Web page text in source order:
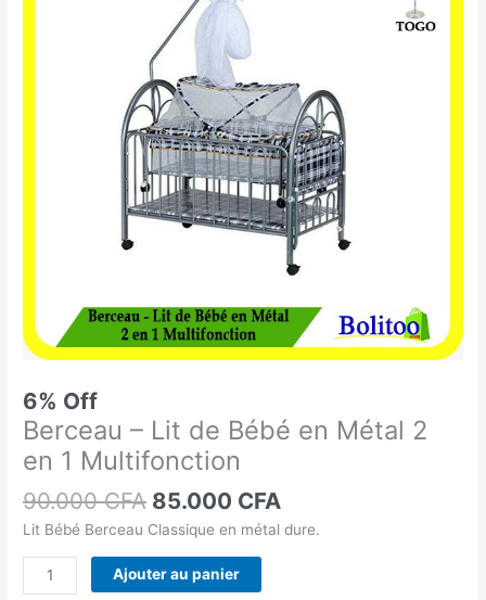
6% Off
Berceau – Lit de Bébé en Métal 2
en 1 Multifonction
90.000CFA
90.000 CFA.
85.000 CFA
85.000 CFA.
Lit Bébé Berceau Classique en métal dure.
Ajouter au panier